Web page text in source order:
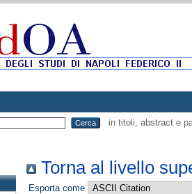
in titoli, abstract e
Torna al livello
Esporta come